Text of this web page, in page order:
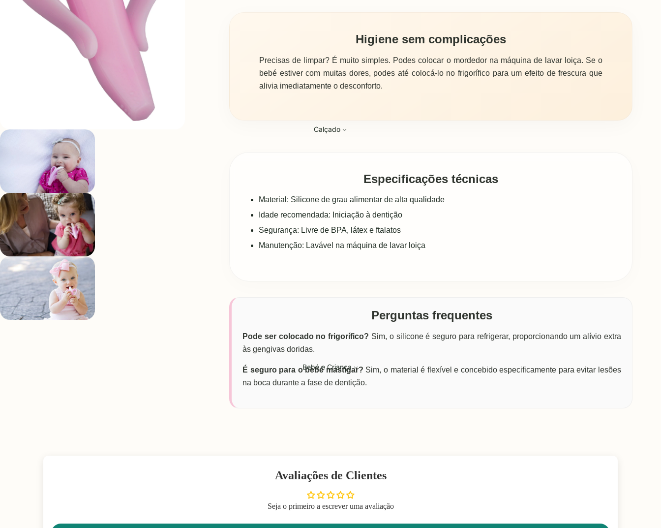
Calçado
Bebé e Criança
Higiene sem complicações
Precisas de limpar? É muito simples. Podes colocar o mordedor na máquina de lavar loiça. Se o
bebé estiver com muitas dores, podes até colocá-lo no frigorífico para um efeito de frescura que
alivia imediatamente o desconforto.
Especificações técnicas
Material: Silicone de grau alimentar de alta qualidade
Idade recomendada: Iniciação à dentição
Segurança: Livre de BPA, látex e ftalatos
Manutenção: Lavável na máquina de lavar loiça
Perguntas frequentes
Pode ser colocado no frigorífico? Sim, o silicone é seguro para refrigerar, proporcionando um alívio extra
às gengivas doridas.
É seguro para o bebé mastigar? Sim, o material é flexível e concebido especificamente para evitar lesões
na boca durante a fase de dentição.
Avaliações de Clientes
Seja o primeiro a escrever uma avaliação